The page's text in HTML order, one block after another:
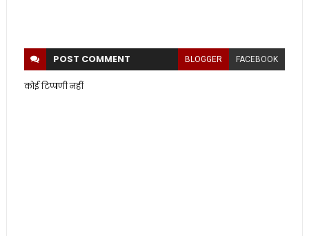
POST COMMENT BLOGGER FACEBOOK
कोई टिप्पणी नहीं